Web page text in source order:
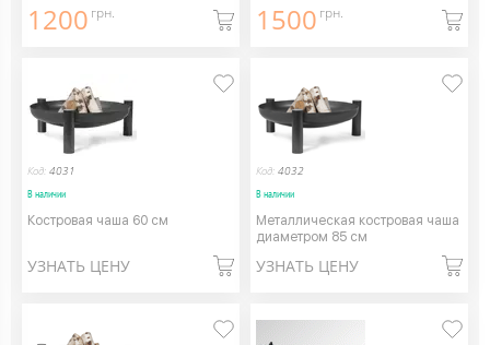
1200 грн. 1500 грн.
Код: 4031
В наличии
Костровая чаша 60 см
УЗНАТЬ ЦЕНУ
Код: 4032
В наличии
Металлическая костровая чаша
диаметром 85 см
УЗНАТЬ ЦЕНУ